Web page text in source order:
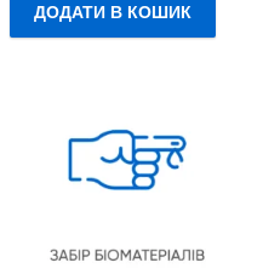
ДОДАТИ В КОШИК